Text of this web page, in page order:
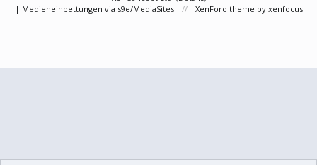
| Medieneinbettungen via s9e/MediaSites XenForo theme by xenfocus